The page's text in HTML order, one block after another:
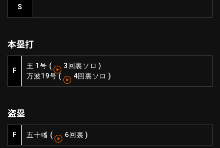
オリックス・バファローズ
設定
S
本塁打
F
王 1号 ( 3回裏ソロ )
万波19号( 4回裏ソロ )
盗塁
F 五十幡 ( 6回裏 )